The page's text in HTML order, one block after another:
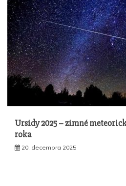
Ursidy 2025 – zimné
roka
20. decembra 2025